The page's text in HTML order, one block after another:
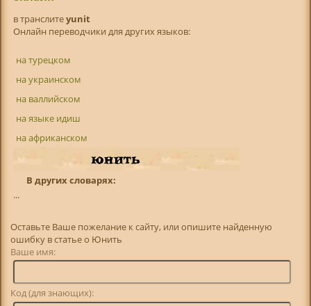
в транслитeyunit
Онлайн переводчики для других языков:
на турецком
на украинском
на валлийском
на языке идиш
на африканском
В других словарях:
...
Оставьте Ваше пожелание к сайту, или опишите найденную
ошибку в статье о Юнить
Ваше имя:
Код (для знающих):